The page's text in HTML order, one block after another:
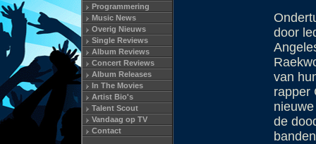
Programmering
Music News
Overig Nieuws
Single Reviews
Album Reviews
Concert Reviews
Album Releases
In The Movies
Artist Bio's
Talent Scout
Vandaag op TV
Contact
door
van
rapper
de